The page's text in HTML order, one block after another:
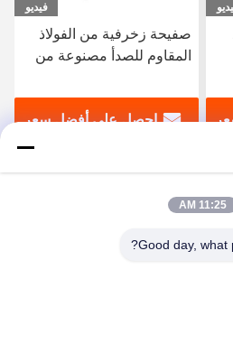
فيديو
SS 316 ورقة الفولاذ المقاوم
للصدأ سوبر مرآة متينة
الذهب الوردي
احصل على أفضل سعر
(GuangDong)Foshan Winsco Metal
11:25 AM
Good day, what